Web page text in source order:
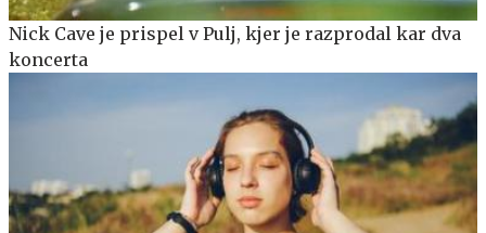
Nick Cave je prispel v Pulj, kjer je razprodal kar dva
koncerta